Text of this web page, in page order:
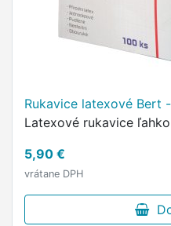
Rukavice latexové Bert
Latexové rukavice
5,90 €
vrátane DPH